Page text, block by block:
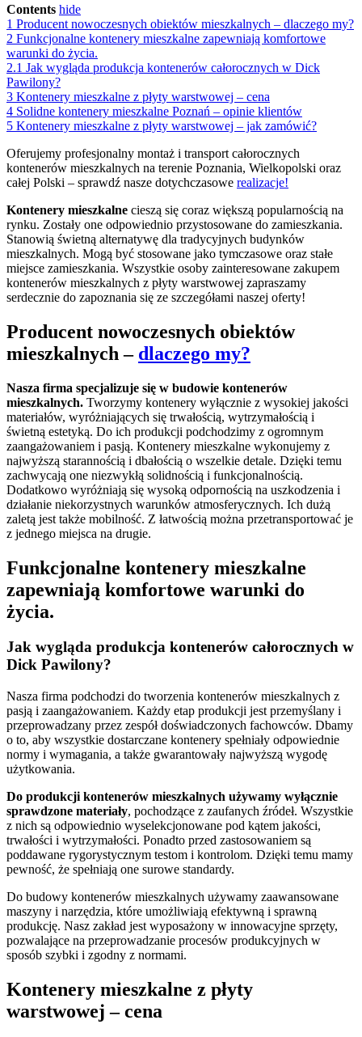
Contents hide
1 Producent nowoczesnych obiektów mieszkalnych – dlaczego my?
2 Funkcjonalne kontenery mieszkalne zapewniają komfortowe
warunki do życia.
2.1 Jak wygląda produkcja kontenerów całorocznych w Dick
Pawilony?
3 Kontenery mieszkalne z płyty warstwowej – cena
4 Solidne kontenery mieszkalne Poznań – opinie klientów
5 Kontenery mieszkalne z płyty warstwowej – jak zamówić?
Oferujemy profesjonalny montaż i transport całorocznych
kontenerów mieszkalnych na terenie Poznania, Wielkopolski oraz
całej Polski – sprawdź nasze dotychczasowe realizacje!
Kontenery mieszkalne cieszą się coraz większą popularnością na
rynku. Zostały one odpowiednio przystosowane do zamieszkania.
Stanowią świetną alternatywę dla tradycyjnych budynków
mieszkalnych. Mogą być stosowane jako tymczasowe oraz stałe
miejsce zamieszkania. Wszystkie osoby zainteresowane zakupem
kontenerów mieszkalnych z płyty warstwowej zapraszamy
serdecznie do zapoznania się ze szczegółami naszej oferty!
Producent nowoczesnych obiektów
mieszkalnych – dlaczego my?
Nasza firma specjalizuje się w budowie kontenerów
mieszkalnych. Tworzymy kontenery wyłącznie z wysokiej jakości
materiałów, wyróżniających się trwałością, wytrzymałością i
świetną estetyką. Do ich produkcji podchodzimy z ogromnym
zaangażowaniem i pasją. Kontenery mieszkalne wykonujemy z
najwyższą starannością i dbałością o wszelkie detale. Dzięki temu
zachwycają one niezwykłą solidnością i funkcjonalnością.
Dodatkowo wyróżniają się wysoką odpornością na uszkodzenia i
działanie niekorzystnych warunków atmosferycznych. Ich dużą
zaletą jest także mobilność. Z łatwością można przetransportować je
z jednego miejsca na drugie.
Funkcjonalne kontenery mieszkalne
zapewniają komfortowe warunki do
życia.
Jak wygląda produkcja kontenerów całorocznych w
Dick Pawilony?
Nasza firma podchodzi do tworzenia kontenerów mieszkalnych z
pasją i zaangażowaniem. Każdy etap produkcji jest przemyślany i
przeprowadzany przez zespół doświadczonych fachowców. Dbamy
o to, aby wszystkie dostarczane kontenery spełniały odpowiednie
normy i wymagania, a także gwarantowały najwyższą wygodę
użytkowania.
Do produkcji kontenerów mieszkalnych używamy wyłącznie
sprawdzone materiały, pochodzące z zaufanych źródeł. Wszystkie
z nich są odpowiednio wyselekcjonowane pod kątem jakości,
trwałości i wytrzymałości. Ponadto przed zastosowaniem są
poddawane rygorystycznym testom i kontrolom. Dzięki temu mamy
pewność, że spełniają one surowe standardy.
Do budowy kontenerów mieszkalnych używamy zaawansowane
maszyny i narzędzia, które umożliwiają efektywną i sprawną
produkcję. Nasz zakład jest wyposażony w innowacyjne sprzęty,
pozwalające na przeprowadzanie procesów produkcyjnych w
sposób szybki i zgodny z normami.
Kontenery mieszkalne z płyty
warstwowej – cena